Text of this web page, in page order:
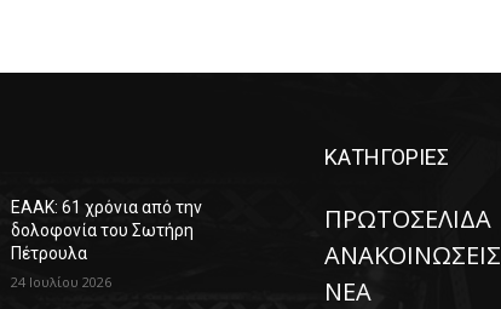
ΕΑΑΚ: 61 χρόνια από την
δολοφονία του Σωτήρη
Πέτρουλα
24 Ιουλίου 2026
ΚΑΤΗΓΟΡΙΕΣ
ΠΡΩΤΟΣΕΛΙΔΑ
ΑΝΑΚΟΙΝΩΣΕΙΣ
ΝΕΑ